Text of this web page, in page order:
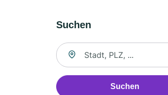
Suchen
Suche nach Ort
Suchen